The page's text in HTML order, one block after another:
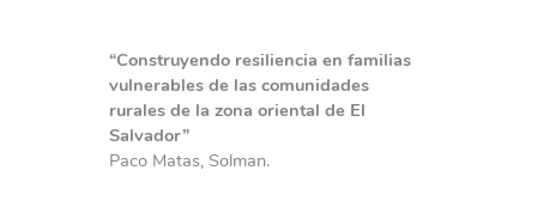
“Construyendo resiliencia en familias
vulnerables de las comunidades
rurales de la zona oriental de El
Salvador”
Paco Matas, Solman.